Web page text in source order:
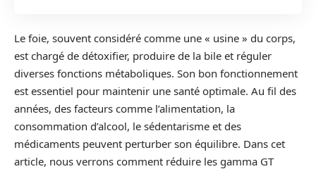
Le foie, souvent considéré comme une « usine » du corps,
est chargé de détoxifier, produire de la bile et réguler
diverses fonctions métaboliques. Son bon fonctionnement
est essentiel pour maintenir une santé optimale. Au fil des
années, des facteurs comme l’alimentation, la
consommation d’alcool, le sédentarisme et des
médicaments peuvent perturber son équilibre. Dans cet
article, nous verrons comment réduire les gamma GT